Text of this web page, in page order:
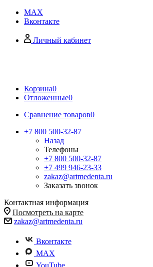
MAX
Вконтакте
Личный кабинет
Корзина0
Отложенные0
Сравнение товаров0
+7 800 500-32-87
Назад
Телефоны
+7 800 500-32-87
+7 499 946-23-33
zakaz@artmedenta.ru
Заказать звонок
Контактная информация
Посмотреть на карте
zakaz@artmedenta.ru
Вконтакте
MAX
YouTube